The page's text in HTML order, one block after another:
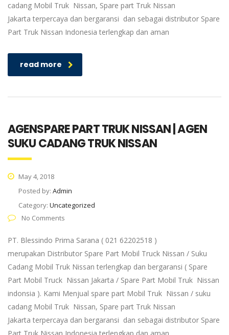
cadang Mobil Truk Nissan, Spare part Truk Nissan
Jakarta terpercaya dan bergaransi dan sebagai distributor Spare
Part Truk Nissan Indonesia terlengkap dan aman
read more
AGENSPARE PART TRUK NISSAN | AGEN
SUKU CADANG TRUK NISSAN
May 4, 2018
Posted by: Admin
Category: Uncategorized
No Comments
PT. Blessindo Prima Sarana ( 021 62202518 )
merupakan Distributor Spare Part Mobil Truck Nissan / Suku
Cadang Mobil Truk Nissan terlengkap dan bergaransi ( Spare
Part Mobil Truck Nissan Jakarta / Spare Part Mobil Truk Nissan
indonsia ). Kami Menjual spare part Mobil Truk Nissan / suku
cadang Mobil Truk Nissan, Spare part Truk Nissan
Jakarta terpercaya dan bergaransi dan sebagai distributor Spare